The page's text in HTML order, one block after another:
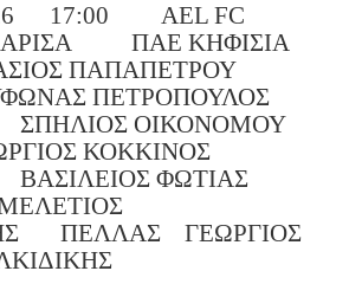
17:00
AEL FC
ΠΑΕ ΚΗΦΙΣΙΑ
ΠΑΠΑΠΕΤΡΟΥ
ΠΕΤΡΟΠΟΥΛΟΣ
ΣΠΗΛΙΟΣ ΟΙΚΟΝΟΜΟΥ
ΚΟΚΚΙΝΟΣ
ΒΑΣΙΛΕΙΟΣ ΦΩΤΙΑΣ
ΠΕΛΛΑΣ
ΓΕΩΡΓΙΟΣ